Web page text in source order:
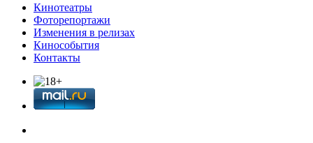
Кинотеатры
Фоторепортажи
Изменения в релизах
Кинособытия
Контакты